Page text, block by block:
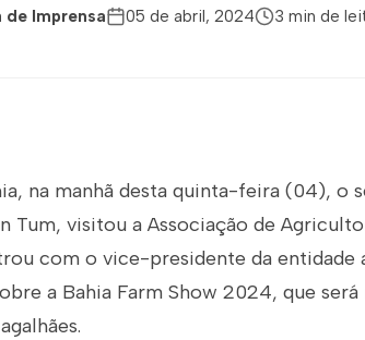
de Imprensa 05 de abril, 2024 3 min de
na manhã desta quinta-feira (04), o
Tum, visitou a Associação de
com o vice-presidente da entidade
a Bahia Farm Show 2024, que será